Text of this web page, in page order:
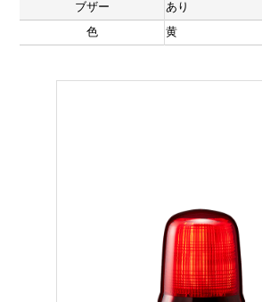
ブザー
あり
色
黄